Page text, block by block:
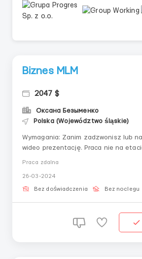
Biznes MLM
2047 $
Оксана Безыменко
Polska (Województwo śląskie)
Wymagania: Zanim zadzwonisz lub
wideo prezentację. Praca nie na etacie.
mediach społecznościowych, tam
całe dnie.
Praca zdalna
26-03-2024
Bez doświadczenia Bez noclegu